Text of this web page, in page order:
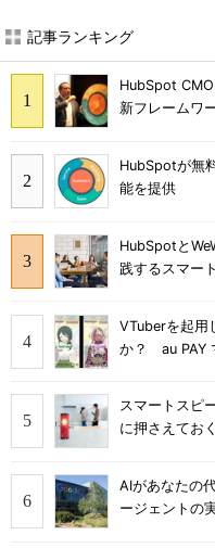
記事ランキング
HubSpot
新フレームワ
HubSpotが無
能を提供
HubSpotと
践するスマー
VTuberを起用
か？ au PAY
スマートスピ
に押さえてお
AIがあなたの
ージェントの